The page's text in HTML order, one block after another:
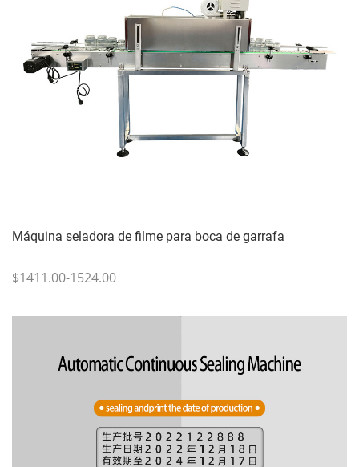
Máquina seladora de filme para boca de garrafa
$1411.00-1524.00